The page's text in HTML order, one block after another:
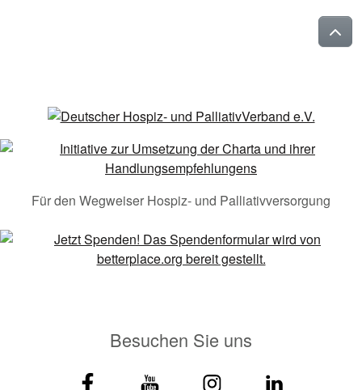
Für den Wegweiser Hospiz- und Palliativversorgung
Besuchen Sie uns